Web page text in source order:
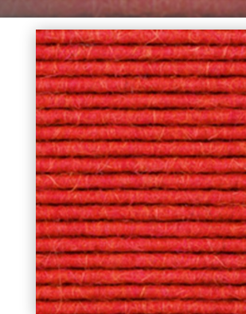
Mit der “Schlinge Ziegenhaar”
eine Teppichfliese mit 80 %
Ziegenhaar und 20 % Schurwolle
Material wird schonend gefärbt und
nachhaltigen Ressourcen.